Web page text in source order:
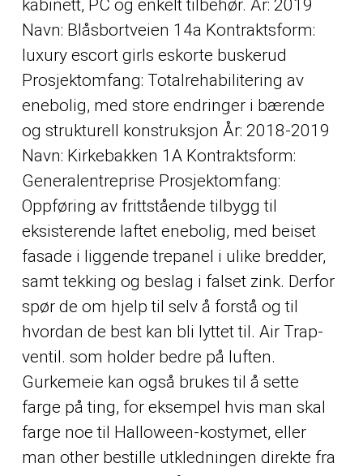
kabinett, PC og enkelt tilbehør. År: 2019
Navn: Blåsbortveien 14a Kontraktsform:
luxury escort girls eskorte buskerud
Prosjektomfang: Totalrehabilitering av
enebolig, med store endringer i bærende
og strukturell konstruksjon År: 2018-2019
Navn: Kirkebakken 1A Kontraktsform:
Generalentreprise Prosjektomfang:
Oppføring av frittstående tilbygg til
eksisterende laftet enebolig, med beiset
fasade i liggende trepanel i ulike bredder,
samt tekking og beslag i falset zink. Derfor
spør de om hjelp til selv å forstå og til
hvordan de best kan bli lyttet til. Air Trap-
ventil. som holder bedre på luften.
Gurkemeie kan også brukes til å sette
farge på ting, for eksempel hvis man skal
farge noe til Halloween-kostymet, eller
man otherbestille utkledningen direkte fra